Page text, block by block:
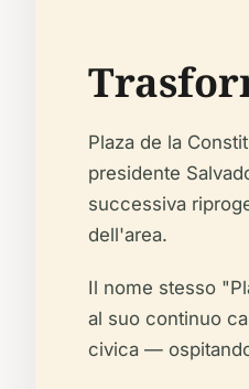
Plaza de la
presidente
successiva
dell'area.
Il nome stesso
al suo continuo
civica —